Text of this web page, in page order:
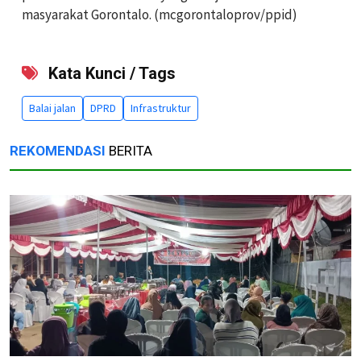
masyarakat Gorontalo. (mcgorontaloprov/ppid)
Kata Kunci / Tags
Balai jalan DPRD Infrastruktur
REKOMENDASI BERITA